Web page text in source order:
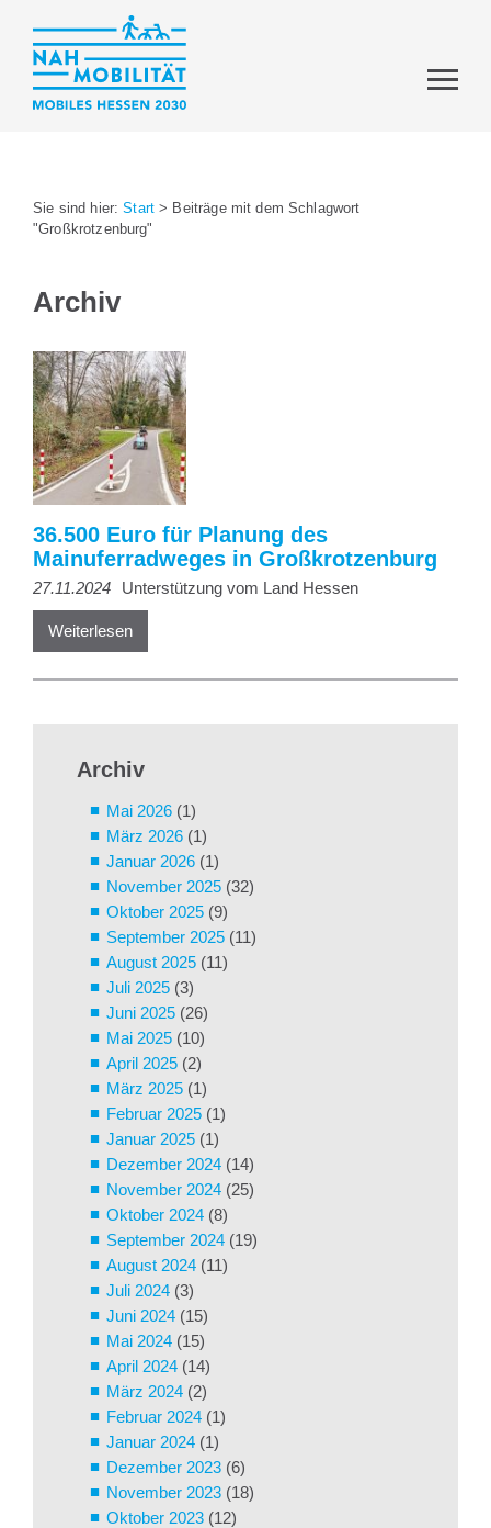
Sie sind hier:Start > Beiträge mit dem Schlagwort
"Großkrotzenburg"
Archiv
36.500 Euro für Planung des
Mainuferradweges in Großkrotzenburg
27.11.2024 Unterstützung vom Land Hessen
Weiterlesen
Archiv
Mai 2026 (1)
März 2026 (1)
Januar 2026 (1)
November 2025 (32)
Oktober 2025 (9)
September 2025 (11)
August 2025 (11)
Juli 2025 (3)
Juni 2025 (26)
Mai 2025 (10)
April 2025 (2)
März 2025 (1)
Februar 2025 (1)
Januar 2025 (1)
Dezember 2024 (14)
November 2024 (25)
Oktober 2024 (8)
September 2024 (19)
August 2024 (11)
Juli 2024 (3)
Juni 2024 (15)
Mai 2024 (15)
April 2024 (14)
März 2024 (2)
Februar 2024 (1)
Januar 2024 (1)
Dezember 2023 (6)
November 2023 (18)
Oktober 2023 (12)